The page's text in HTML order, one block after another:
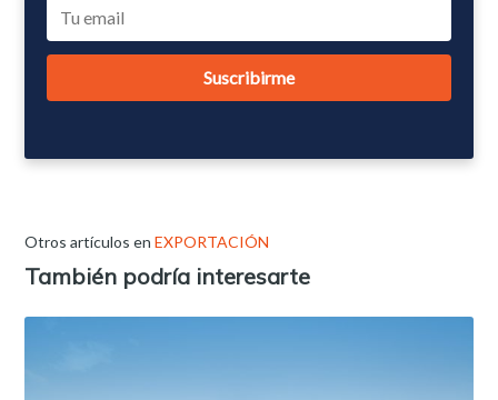
Otros artículos enEXPORTACIÓN
También podría interesarte